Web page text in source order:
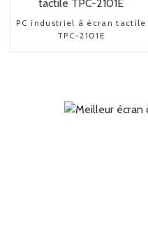
PC industriel à écran tactile
TPC-2101E